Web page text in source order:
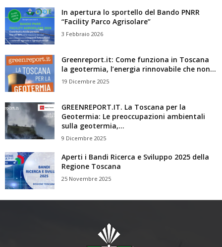
In apertura lo sportello del Bando PNRR
“Facility Parco Agrisolare”
3 Febbraio 2026
Greenreport.it: Come funziona in Toscana
la geotermia, l’energia rinnovabile che non...
19 Dicembre 2025
GREENREPORT.IT. La Toscana per la
Geotermia: Le preoccupazioni ambientali
sulla geotermia,...
9 Dicembre 2025
Aperti i Bandi Ricerca e Sviluppo 2025 della
Regione Toscana
25 Novembre 2025